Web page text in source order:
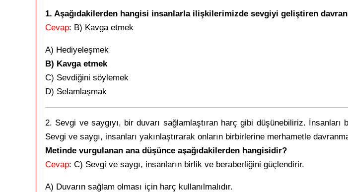
1. Aşağıdakilerden hangisi insanlarla ilişkilerimizde sevgiyi geliştiren
Cevap: B) Kavga etmek
A) Hediyeleşmek
B) Kavga etmek
C) Sevdiğini söylemek
D) Selamlaşmak
2. Sevgi ve saygıyı, bir duvarı sağlamlaştıran harç gibi düşünebiliriz.
Sevgi ve saygı, insanları yakınlaştırarak onların birbirlerine merhametle
Metinde vurgulanan ana düşünce aşağıdakilerden hangisidir?
Cevap: C) Sevgi ve saygı, insanların birlik ve beraberliğini güçlendirir.
A) Duvarın sağlam olması için harç kullanılmalıdır.